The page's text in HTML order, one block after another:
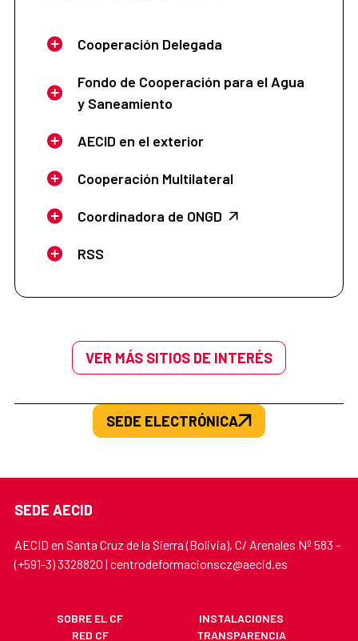
Cooperación Delegada
Fondo de Cooperación para el Agua
y Saneamiento
AECID en el exterior
Cooperación Multilateral
Coordinadora de ONGD
RSS
VER MÁS SITIOS DE INTERÉS
SEDE ELECTRÓNICA
SEDE AECID
AECID en Santa Cruz de la Sierra (Bolivia), C/ Arenales Nº 583 -
(+591-3) 3328820 | centrodeformacionscz@aecid.es
SOBRE EL CF
INSTALACIONES
RED CF
TRANSPARENCIA